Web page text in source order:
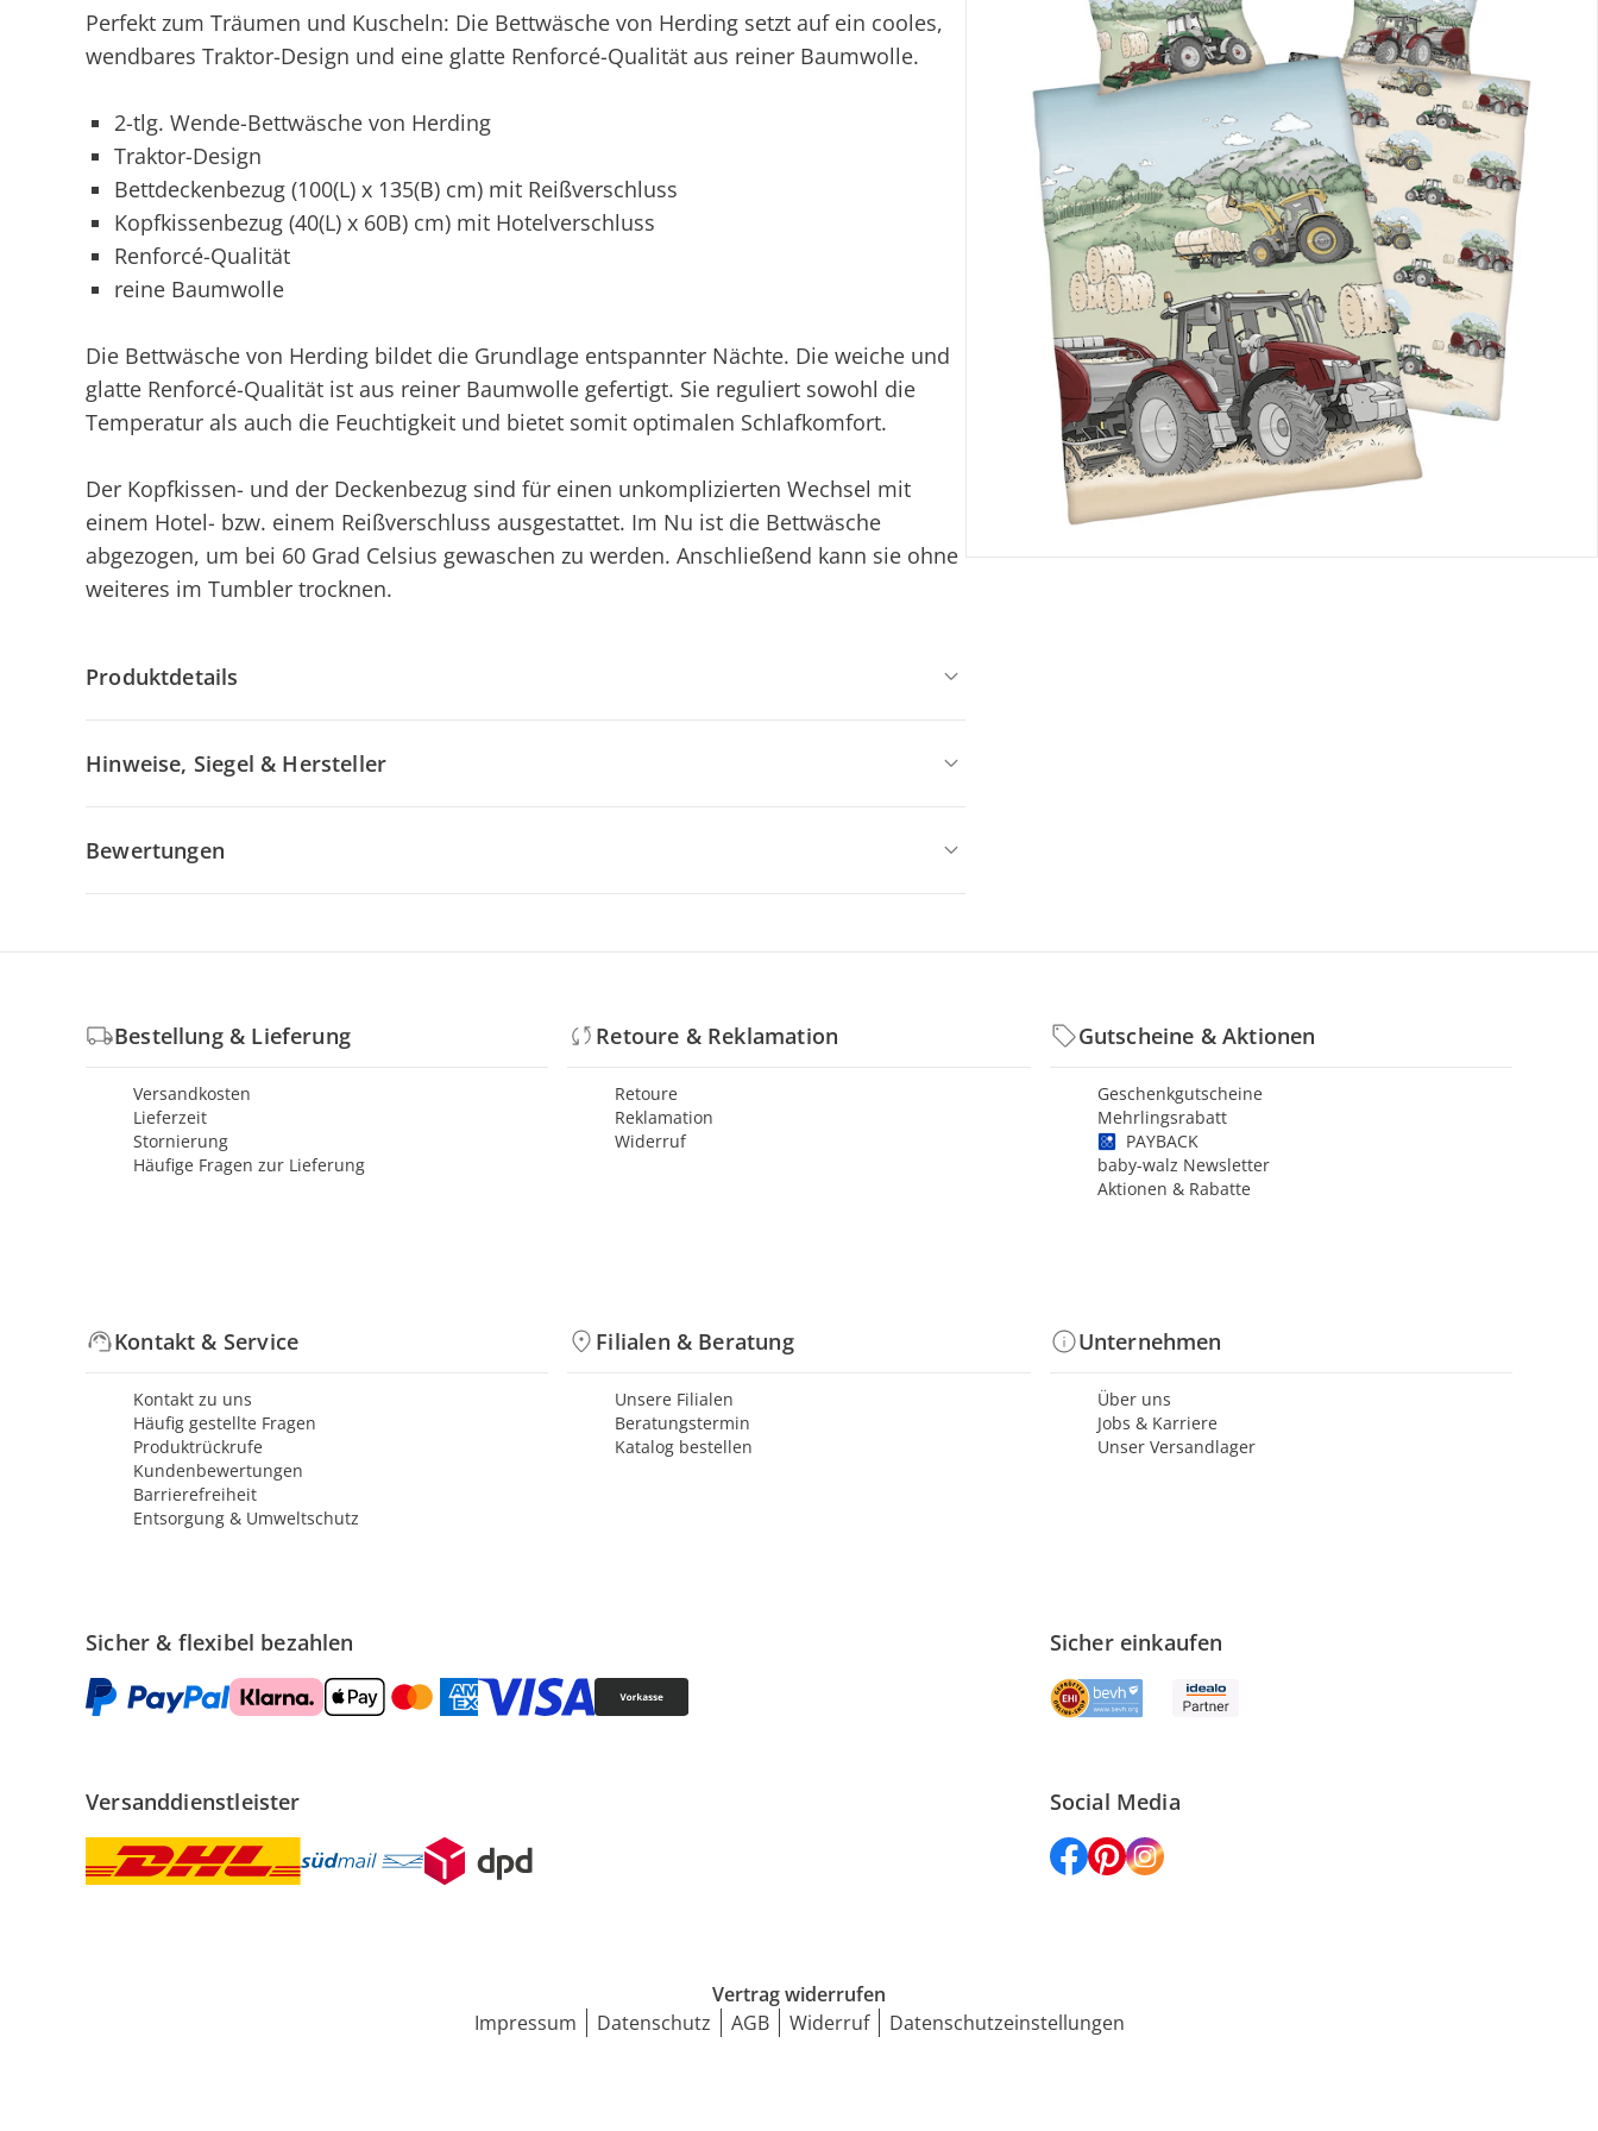
Perfekt zum Träumen und Kuscheln: Die Bettwäsche von Herding setzt auf ein cooles,
wendbares Traktor-Design und eine glatte Renforcé-Qualität aus reiner Baumwolle.
2-tlg. Wende-Bettwäsche von Herding
Traktor-Design
Bettdeckenbezug (100(L) x 135(B) cm) mit Reißverschluss
Kopfkissenbezug (40(L) x 60B) cm) mit Hotelverschluss
Renforcé-Qualität
reine Baumwolle
Die Bettwäsche von Herding bildet die Grundlage entspannter Nächte. Die weiche und
glatte Renforcé-Qualität ist aus reiner Baumwolle gefertigt. Sie reguliert sowohl die
Temperatur als auch die Feuchtigkeit und bietet somit optimalen Schlafkomfort.
Der Kopfkissen- und der Deckenbezug sind für einen unkomplizierten Wechsel mit
einem Hotel- bzw. einem Reißverschluss ausgestattet. Im Nu ist die Bettwäsche
abgezogen, um bei 60 Grad Celsius gewaschen zu werden. Anschließend kann sie ohne
weiteres im Tumbler trocknen.
Produktdetails
Hinweise, Siegel & Hersteller
Bewertungen
Bestellung & Lieferung
Versandkosten
Lieferzeit
Stornierung
Häufige Fragen zur Lieferung
Retoure & Reklamation
Retoure
Reklamation
Widerruf
Gutscheine & Aktionen
Geschenkgutscheine
Mehrlingsrabatt
PAYBACK
baby-walz Newsletter
Aktionen & Rabatte
Kontakt & Service
Kontakt zu uns
Häufig gestellte Fragen
Produktrückrufe
Kundenbewertungen
Barrierefreiheit
Entsorgung & Umweltschutz
Filialen & Beratung
Unsere Filialen
Beratungstermin
Katalog bestellen
Unternehmen
Über uns
Jobs & Karriere
Unser Versandlager
Sicher & flexibel bezahlen Sicher einkaufen
Versanddienstleister Social Media
Vertrag widerrufen
Impressum
Datenschutz AGB Widerruf Datenschutzeinstellungen